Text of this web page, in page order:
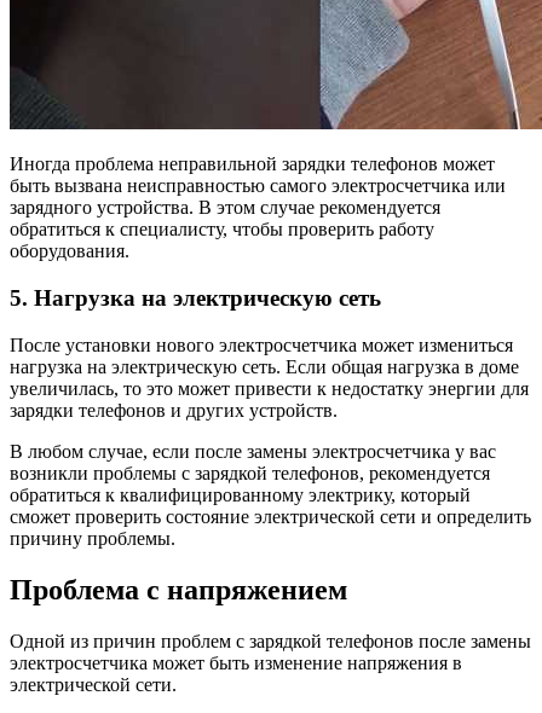
Иногда проблема неправильной зарядки телефонов может
быть вызвана неисправностью самого электросчетчика или
зарядного устройства. В этом случае рекомендуется
обратиться к специалисту, чтобы проверить работу
оборудования.
5. Нагрузка на электрическую сеть
После установки нового электросчетчика может измениться
нагрузка на электрическую сеть. Если общая нагрузка в доме
увеличилась, то это может привести к недостатку энергии для
зарядки телефонов и других устройств.
В любом случае, если после замены электросчетчика у вас
возникли проблемы с зарядкой телефонов, рекомендуется
обратиться к квалифицированному электрику, который
сможет проверить состояние электрической сети и определить
причину проблемы.
Проблема с напряжением
Одной из причин проблем с зарядкой телефонов после замены
электросчетчика может быть изменение напряжения в
электрической сети.